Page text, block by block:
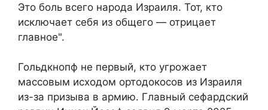
Это боль всего народа Израиля. Тот, кто
исключает себя из общего — отрицает
главное".
Гольдкнопф не первый, кто угрожает
массовым исходом ортодокосов из Израиля
из-за призыва в армию. Главный сефардский